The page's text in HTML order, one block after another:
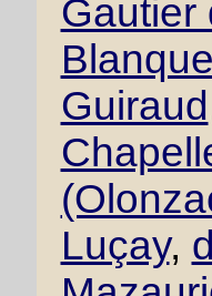
Gautier
Blanque
Guiraud
Luçay,